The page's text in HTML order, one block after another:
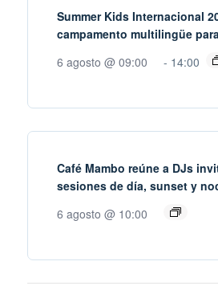
Summer Kids Internacional
campamento multilingüe
6 agosto @ 09:00
- 14:00
Café Mambo reúne a DJs
sesiones de día, sunset y
6 agosto @ 10:00